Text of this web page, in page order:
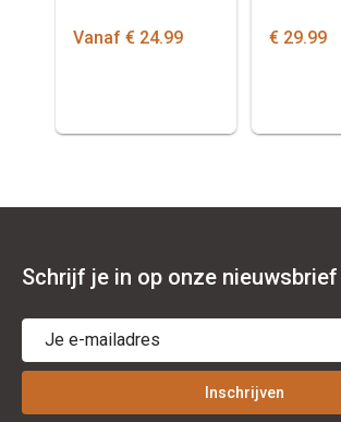
Vanaf € 24.99 € 29.99
Schrijf je in op onze nieuwsbrief
Inschrijven